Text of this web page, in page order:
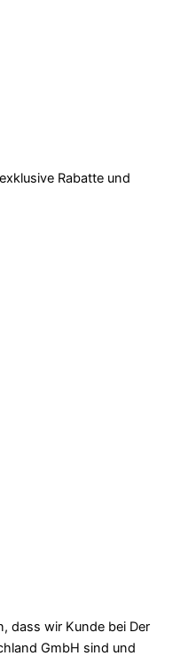
Rabatte und
dass wir Kunde bei Der
GmbH sind und